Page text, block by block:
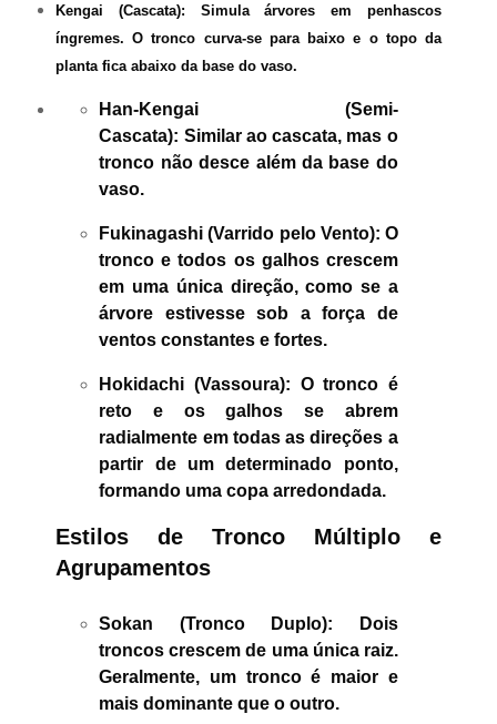
Kengai (Cascata): Simula árvores em penhascos
íngremes. O tronco curva-se para baixo e o topo da
planta fica abaixo da base do vaso.
Han-Kengai (Semi-
Cascata): Similar ao cascata, mas o
tronco não desce além da base do
vaso.
Fukinagashi (Varrido pelo Vento): O
tronco e todos os galhos crescem
em uma única direção, como se a
árvore estivesse sob a força de
ventos constantes e fortes.
Hokidachi (Vassoura): O tronco é
reto e os galhos se abrem
radialmente em todas as direções a
partir de um determinado ponto,
formando uma copa arredondada.
Estilos de Tronco Múltiplo e
Agrupamentos
Sokan (Tronco Duplo): Dois
troncos crescem de uma única raiz.
Geralmente, um tronco é maior e
mais dominante que o outro.